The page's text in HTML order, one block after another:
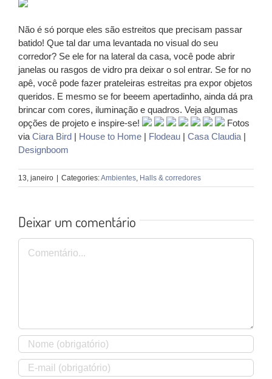
Não é só porque eles são estreitos que precisam passar
batido! Que tal dar uma levantada no visual do seu
corredor? Se ele for na lateral da casa, você pode abrir
janelas ou rasgos de vidro pra deixar o sol entrar. Se for no
apê, você pode fazer prateleiras estreitas pra expor objetos
queridos. E mesmo se for beeem apertadinho, ainda dá pra
brincar com cores, iluminação e quadros. Veja algumas
opções de projeto e inspire-se!
Fotos
viaCiara Bird | House to Home | Flodeau | Casa Claudia|
Designboom
13, janeiro Categories:Ambientes, Halls & corredores
Deixar um comentário
Comentário